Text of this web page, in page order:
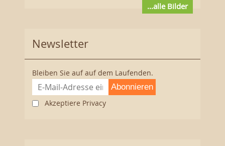
...alle Bilder
Newsletter
Bleiben Sie auf auf dem Laufenden.
Abonnieren
Akzeptiere Privacy